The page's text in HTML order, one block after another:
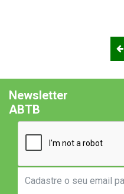
Newsletter
ABTB